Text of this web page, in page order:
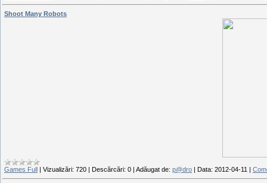
Shoot Many Robots
Games Full Vizualizări: 720 Descărcări: 0 Adăugat de: p@dro Data: 2012-04-11